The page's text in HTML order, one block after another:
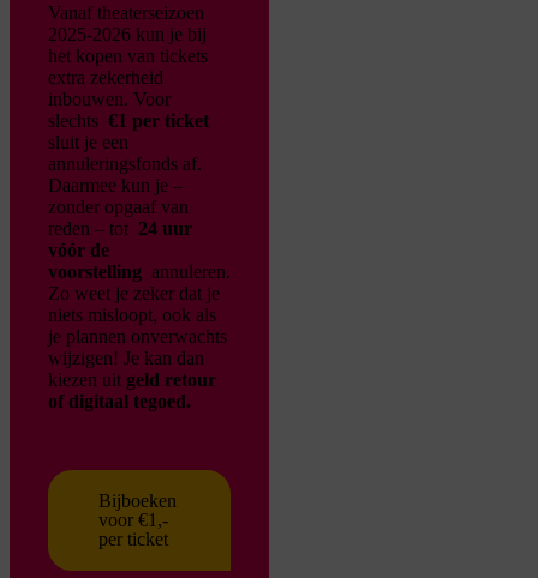
Vanaf theaterseizoen
2025-2026 kun je bij
het kopen van tickets
extra zekerheid
inbouwen. Voor
slechts €1 per ticket
sluit je een
annuleringsfonds af.
Daarmee kun je –
zonder opgaaf van
reden – tot 24 uur
vóór de
voorstelling annuleren.
Zo weet je zeker dat je
niets misloopt, ook als
je plannen onverwachts
wijzigen! Je kan dan
kiezen uit geld retour
of digitaal tegoed.
Bijboeken
voor €1,-
per ticket